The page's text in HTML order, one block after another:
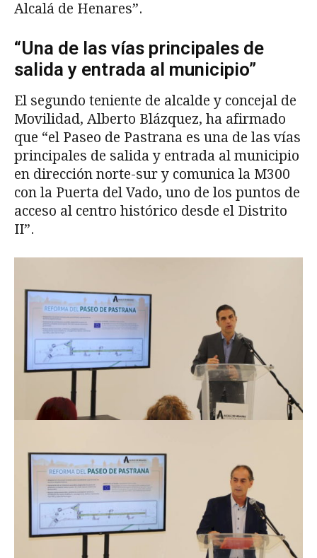
Alcalá de Henares”.
“Una de las vías principales de
salida y entrada al municipio”
El segundo teniente de alcalde y concejal de
Movilidad, Alberto Blázquez, ha afirmado
que “el Paseo de Pastrana es una de las vías
principales de salida y entrada al municipio
en dirección norte-sur y comunica la M300
con la Puerta del Vado, uno de los puntos de
acceso al centro histórico desde el Distrito
II”.